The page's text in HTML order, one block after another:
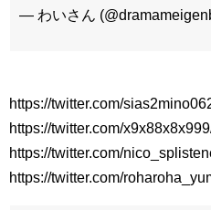
Jin-Crash Landing On You/ヒョン
「まず熱く掃除せよ」女
復…痩せたのはソン・ジェリム
キム・ユジョン、美しい
いでしょ？” Big News TV
キム・ユジョン、新ドラ
— わいさん
https://twitter.com/
https://twitter.com/
https://twitter.com/
https://twitter.com/